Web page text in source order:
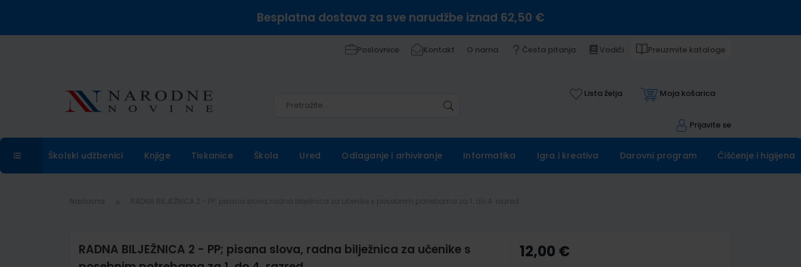
Besplatna dostava za sve narudžbe iznad 62,50 €
Poslovnice Kontakt O nama Česta pitanja Vodiči Preuzmite kataloge
Lista želja Moja košarica
Prijavite se
Školski udžbenici Knjige Tiskanice Škola Ured Odlaganje i arhiviranje Informatika Igra i kreativa Darovni program Čišćenje i higijena
Naslovna
RADNA BILJEŽNICA 2 - PP; pisana slova, radna bilježnica za učenike s
12,00 €